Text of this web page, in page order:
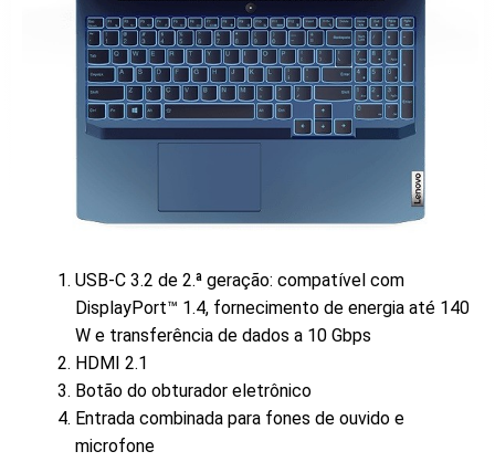
USB-C 3.2 de 2.ª geração: compatível com
DisplayPort™ 1.4, fornecimento de energia até 140
W e transferência de dados a 10 Gbps
HDMI 2.1
Botão do obturador eletrônico
Entrada combinada para fones de ouvido e
microfone